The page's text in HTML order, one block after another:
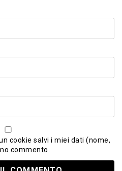
cookie salvi i miei dati (nome,
commento.